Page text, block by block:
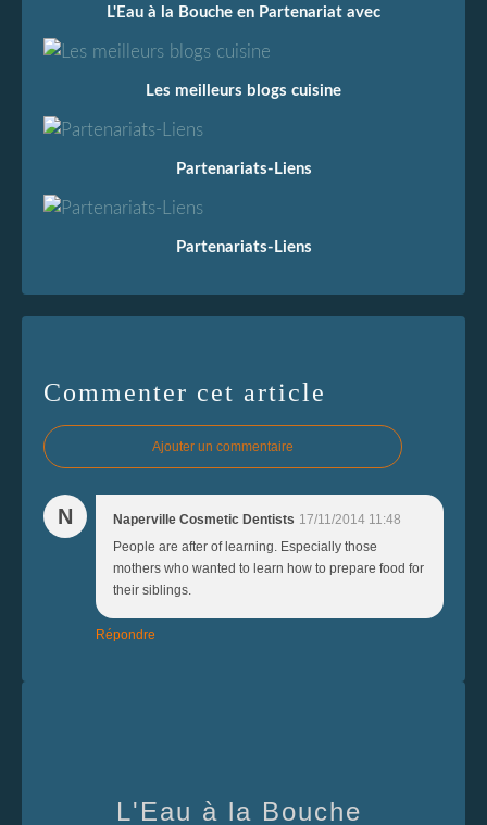
L'Eau à la Bouche en Partenariat avec
Les meilleurs blogs cuisine
Partenariats-Liens
Partenariats-Liens
Commenter cet article
Ajouter un commentaire
N Naperville Cosmetic Dentists 17/11/2014 11:48
People are after of learning. Especially those
mothers who wanted to learn how to prepare food for
their siblings.
Répondre
L'Eau à la Bouche